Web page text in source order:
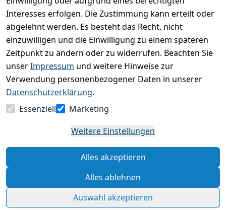
Basierend auf 0 Bewertung(en)
Bewertung abgeben
5
( 0 )
4
( 0 )
3
( 0 )
2
( 0 )
1
Artikel abgegeben
Rechtliche Hinweise – Klicken Sie hier für weitere
Interesses erfolgen. Die Zustimmung kann erteilt oder
abgelehnt werden. Es besteht das Recht, nicht
einzuwilligen und die Einwilligung zu einem späteren
Zeitpunkt zu ändern oder zu widerrufen. Beachten Sie
unserImpressum und weitere Hinweise zur
Verwendung personenbezogener Daten in unserer
Datenschutzerklärung.
Essenziell
Marketing
Weitere Einstellungen
Alles akzeptieren
Alles ablehnen
Auswahl akzeptieren